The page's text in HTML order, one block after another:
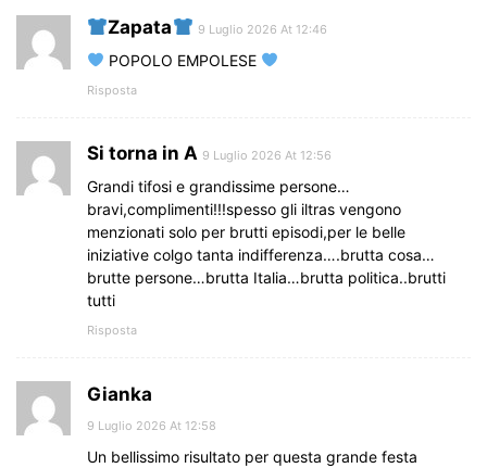
Zapata 9 Luglio 2026 At 12:46
POPOLO EMPOLESE
Risposta
Si torna in A 9 Luglio 2026 At 12:56
Grandi tifosi e grandissime persone…
bravi,complimenti!!!spesso gli iltras vengono
menzionati solo per brutti episodi,per le belle
iniziative colgo tanta indifferenza….brutta cosa…
brutte persone…brutta Italia…brutta politica..brutti
tutti
Risposta
Gianka
9 Luglio 2026 At 12:58
Un bellissimo risultato per questa grande festa